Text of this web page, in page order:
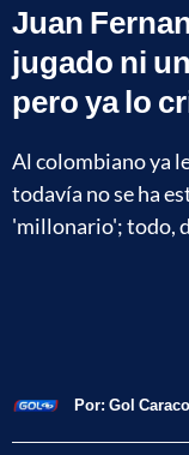
Juan
jugado ni
pero ya lo
Al colombiano ya
todavía no se ha
'millonario'; todo,
Por: Gol